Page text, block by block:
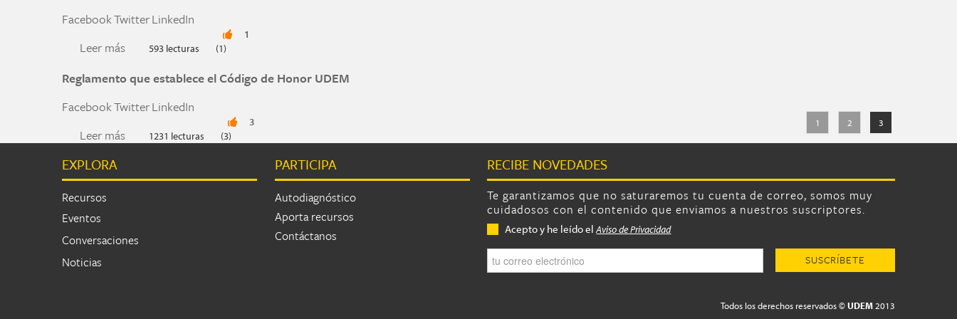
FacebookTwitterLinkedIn
Leer más sobre Academic Integrity at Princeton University
593 lecturas
1
(1)
Reglamento que establece el Código de Honor UDEM
FacebookTwitterLinkedIn
Leer más sobre Reglamento que establece el Código de Honor UDEM
1231 lecturas
3
(3)
Páginas
1 2 3
EXPLORA
Recursos
Eventos
Conversaciones
Noticias
PARTICIPA
Autodiagnóstico
Aporta recursos
Contáctanos
RECIBE NOVEDADES
Te garantizamos que no saturaremos tu cuenta de correo, somos muy
cuidadosos con el contenido que enviamos a nuestros suscriptores.
Privacidad*
Acepto y he leído elAviso de Privacidad
Correo electrónico*
Todos los derechos reservados ©UDEM 2013